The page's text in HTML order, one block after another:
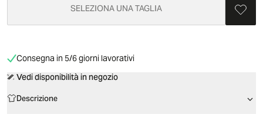
SELEZIONA UNA TAGLIA
Consegna in 5/6 giorni lavorativi
Vedi disponibilità in negozio
Descrizione